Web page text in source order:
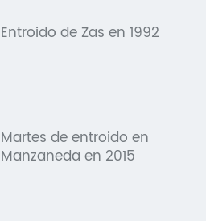
Entroido de Zas en 1992
Martes de entroido en
Manzaneda en 2015